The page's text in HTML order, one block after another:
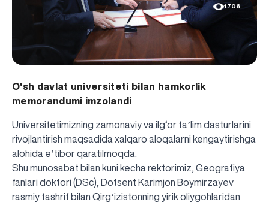
1706
O'sh davlat universiteti bilan hamkorlik
memorandumi imzolandi
Universitetimizning zamonaviy va ilg‘or taʼlim dasturlarini
rivojlantirish maqsadida xalqaro aloqalarni kengaytirishga
alohida eʼtibor qaratilmoqda.
Shu munosabat bilan kuni kecha rektorimiz, Geografiya
fanlari doktori (DSc), Dotsent Karimjon Boymirzayev
rasmiy tashrif bilan Qirgʻizistonning yirik oliygohlaridan